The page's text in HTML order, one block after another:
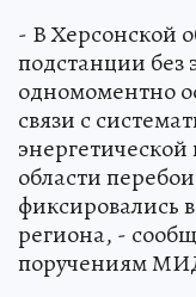
- В Херсонской
подстанции без
одномоментно
связи с
области
фиксировались
региона, -
поручениям